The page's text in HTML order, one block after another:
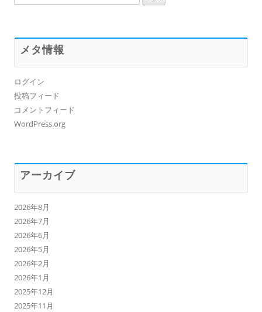
索:
メタ情報
ログイン
投稿フィード
コメントフィード
WordPress.org
アーカイブ
2026年8月
2026年7月
2026年6月
2026年5月
2026年2月
2026年1月
2025年12月
2025年11月